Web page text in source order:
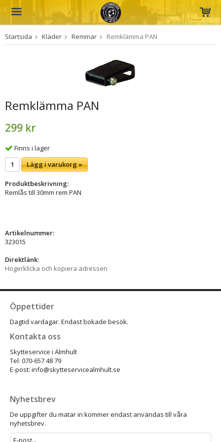
Produkten har blivit tillagd i varukorgen
Startsida Kläder Remmar Remklämma PAN
Remklämma PAN
299 kr
Finns i lager
Lägg i varukorg »
Produktbeskrivning:
Remlås till 30mm rem PAN
Artikelnummer:
323015
Direktlänk:
Högerklicka och kopiera adressen
Öppettider
Dagtid vardagar. Endast bokade besök.
Kontakta oss
Skytteservice i Älmhult
Tel: 070-657 48 79
E-post: info@skytteservicealmhult.se
Nyhetsbrev
De uppgifter du matar in kommer endast användas till våra
nyhetsbrev.